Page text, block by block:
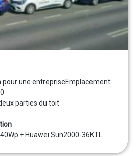
pour une entrepriseEmplacement:
parties du toit
+ Huawei Sun2000-36KTL